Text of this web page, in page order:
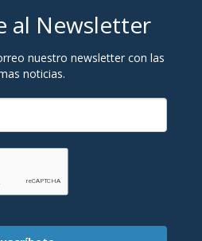
al Newsletter
nuestro newsletter con las
noticias.